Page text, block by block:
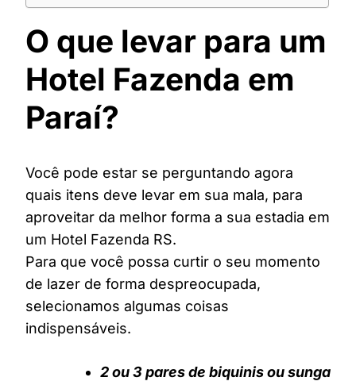
O que levar para um
Hotel Fazenda em
Paraí?
Você pode estar se perguntando agora
quais itens deve levar em sua mala, para
aproveitar da melhor forma a sua estadia em
um Hotel Fazenda RS.
Para que você possa curtir o seu momento
de lazer de forma despreocupada,
selecionamos algumas coisas
indispensáveis.
2 ou 3 pares de biquinis ou sunga